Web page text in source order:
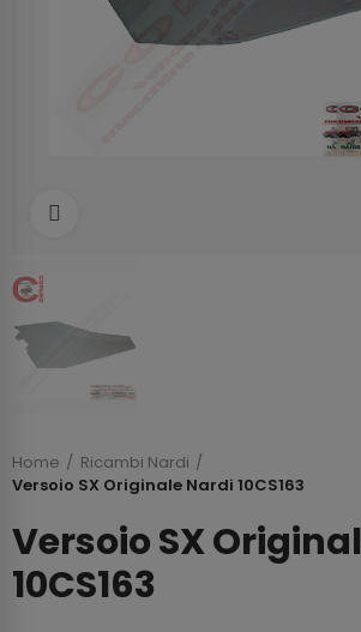
Home
Ricambi Nardi
Versoio SX Originale Nardi 10CS163
Versoio SX
10CS163